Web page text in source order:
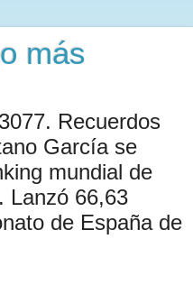
más
Recuerdos
García se
mundial de
Lanzó 66,63
de España de